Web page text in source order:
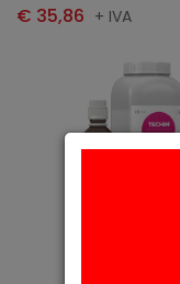
€ 35,86 + IVA